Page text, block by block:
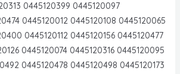
0445120399 0445120097
0445120012 0445120108 0445120065
0445120112 0445120156 0445120477
0445120074 0445120316 0445120095
0445120478 0445120498 0445120173